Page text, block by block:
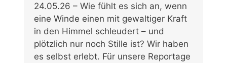
24.05.26 – Wie fühlt es sich an, wenn
eine Winde einen mit gewaltiger Kraft
in den Himmel schleudert – und
plötzlich nur noch Stille ist? Wir haben
es selbst erlebt. Für unsere Reportage